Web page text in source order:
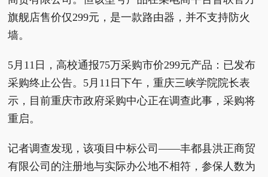
旗舰店售价仅299元，是一款路由器，并不支持防火
墙。
5月11日，高校通报75万采购市价299元产品：已发布
采购终止公告。5月11日下午，重庆三峡学院院长表
示，目前重庆市政府采购中心正在调查此事，采购将
重启。
记者调查发现，该项目中标公司——丰都县洪正商贸
有限公司的注册地与实际办公地不相符，参保人数为